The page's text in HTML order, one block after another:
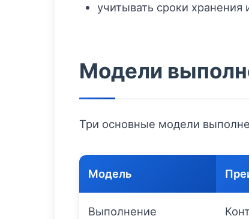
учитывать сроки
Модели
Три основные модели
Модель
Выполнение